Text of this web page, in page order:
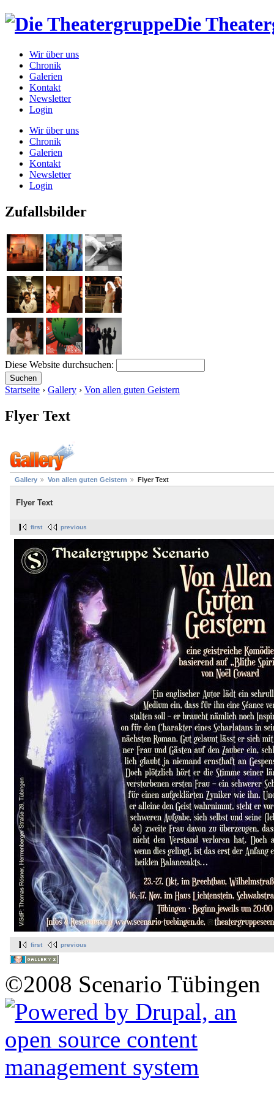
Die
Wir über uns
Chronik
Galerien
Kontakt
Newsletter
Login
Wir über uns
Chronik
Galerien
Kontakt
Newsletter
Login
Zufallsbilder
Diese Website durchsuchen:
Startseite › Gallery › Von allen guten Geistern
Flyer Text
Gallery Von allen guten Geistern Flyer Text
Flyer Text
first previous
first previous
©2008 Scenario Tübingen